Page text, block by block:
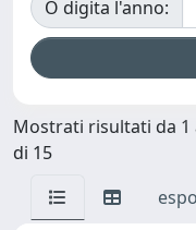
O digita l'anno:
Mostrati risultati da 1
di 15